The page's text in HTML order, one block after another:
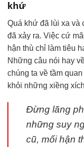
khứ
Quá khứ đã lùi xa và
đã xảy ra. Việc cứ
hận thù chỉ làm tiêu
Những câu nói hay
chúng ta về tầm
khỏi những xiềng
Đừng lãng
những suy
cũ, mối hận